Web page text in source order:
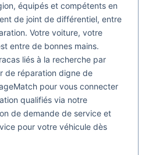
équipés et compétents en
de joint de différentiel, entre
Votre voiture, votre
entre de bonnes mains.
liés à la recherche par
de réparation digne de
pour vous connecter
qualifiés via notre
de demande de service et
pour votre véhicule dès